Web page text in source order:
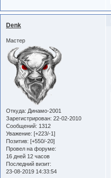
Denk
Мастер
Откуда: Динамо-2001
Зарегистрирован: 22-02-2010
Сообщений: 1312
Уважение: [+223/-1]
Позитив: [+550/-20]
Провел на форуме:
16 дней 12 часов
Последний визит:
23-08-2019 14:33:54